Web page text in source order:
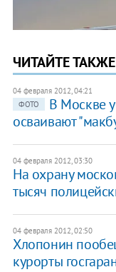
ЧИТАЙТЕ ТАКЖЕ
04 февраля 2012, 04:21
ФОТО
В Москве
осваивают
04 февраля 2012, 03:30
На охрану
тысяч
04 февраля 2012, 02:50
Хлопонин
курорты